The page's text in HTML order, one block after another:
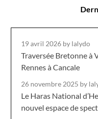
19 avril 2026 by lalydo
Traversée Bretonne à
Rennes à Cancale
26 novembre 2025 by
Le Haras National
nouvel espace de